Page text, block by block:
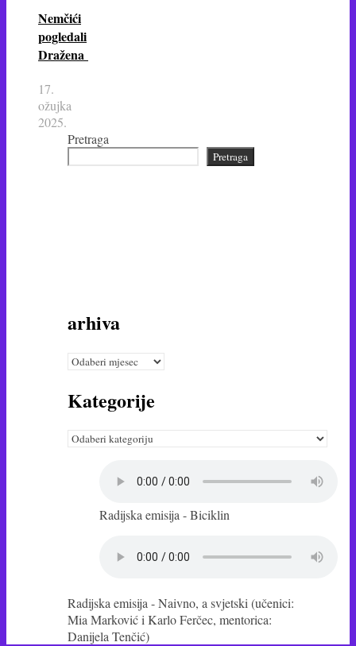
Nemčići
pogledali
Dražena
17.
ožujka
2025.
Pretraga
Pretraga
arhiva
arhiva
Kategorije
Kategorije
Radijska emisija - Biciklin
Radijska emisija - Naivno, a svjetski (učenici:
Mia Marković i Karlo Ferčec, mentorica:
Danijela Tenčić)